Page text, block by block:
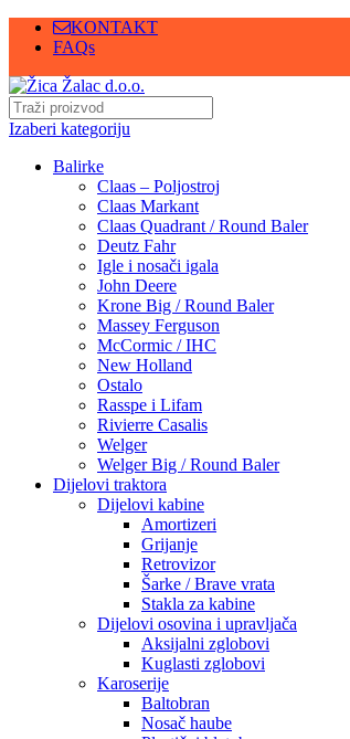
KONTAKT
FAQs
Izaberi kategoriju
Balirke
Claas – Poljostroj
Claas Markant
Claas Quadrant / Round Baler
Deutz Fahr
Igle i nosači igala
John Deere
Krone Big / Round Baler
Massey Ferguson
McCormic / IHC
New Holland
Ostalo
Rasspe i Lifam
Rivierre Casalis
Welger
Welger Big / Round Baler
Dijelovi traktora
Dijelovi kabine
Amortizeri
Grijanje
Retrovizor
Šarke / Brave vrata
Stakla za kabine
Dijelovi osovina i upravljača
Aksijalni zglobovi
Kuglasti zglobovi
Karoserije
Baltobran
Nosač haube